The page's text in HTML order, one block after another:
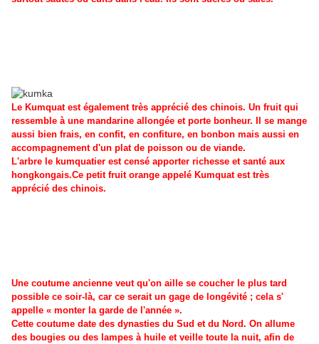
Le Kumquat est également très apprécié des chinois. Un fruit qui
ressemble à une mandarine allongée et porte bonheur. Il se mange
aussi bien frais, en confit, en confiture, en bonbon mais aussi en
accompagnement d'un plat de poisson ou de viande.
L'arbre le kumquatier est censé apporter richesse et santé aux
hongkongais.Ce petit fruit orange appelé Kumquat est très
apprécié des chinois.
Une coutume ancienne veut qu'on aille se coucher le plus tard
possible ce soir-là, car ce serait un gage de longévité ; cela s'
appelle « monter la garde de l'année ».
Cette coutume date des dynasties du Sud et du Nord. On allume
des bougies ou des lampes à huile et veille toute la nuit, afin de